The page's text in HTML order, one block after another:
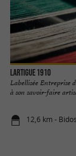
Lartigue 1910
Labellisée Entreprise
à son savoir-faire
12,6 km - Bidos